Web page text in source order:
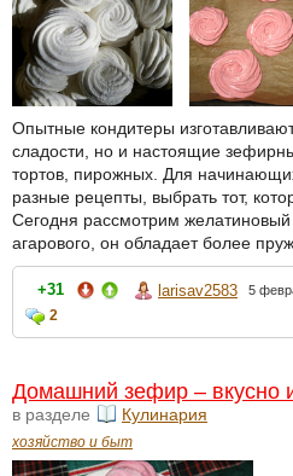
Опытные кондитеры
сладости, но и настоящие
тортов, пирожных. Для
разные рецепты, выбрать тот,
Сегодня рассмотрим желатиновый
агарового, он обладает более
+31 larisav2583 5
2
Домашний зефир – вкусно
в разделе Кулинария
хозяйство и быт